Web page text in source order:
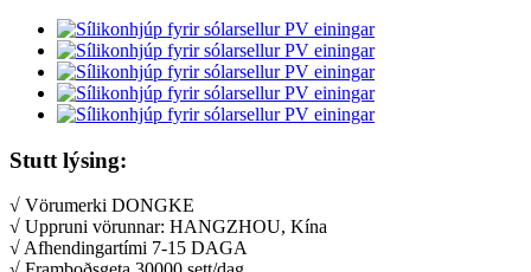
Stutt lýsing:
√ Vörumerki DONGKE
√ Uppruni vörunnar: HANGZHOU, Kína
√ Afhendingartími 7-15 DAGA